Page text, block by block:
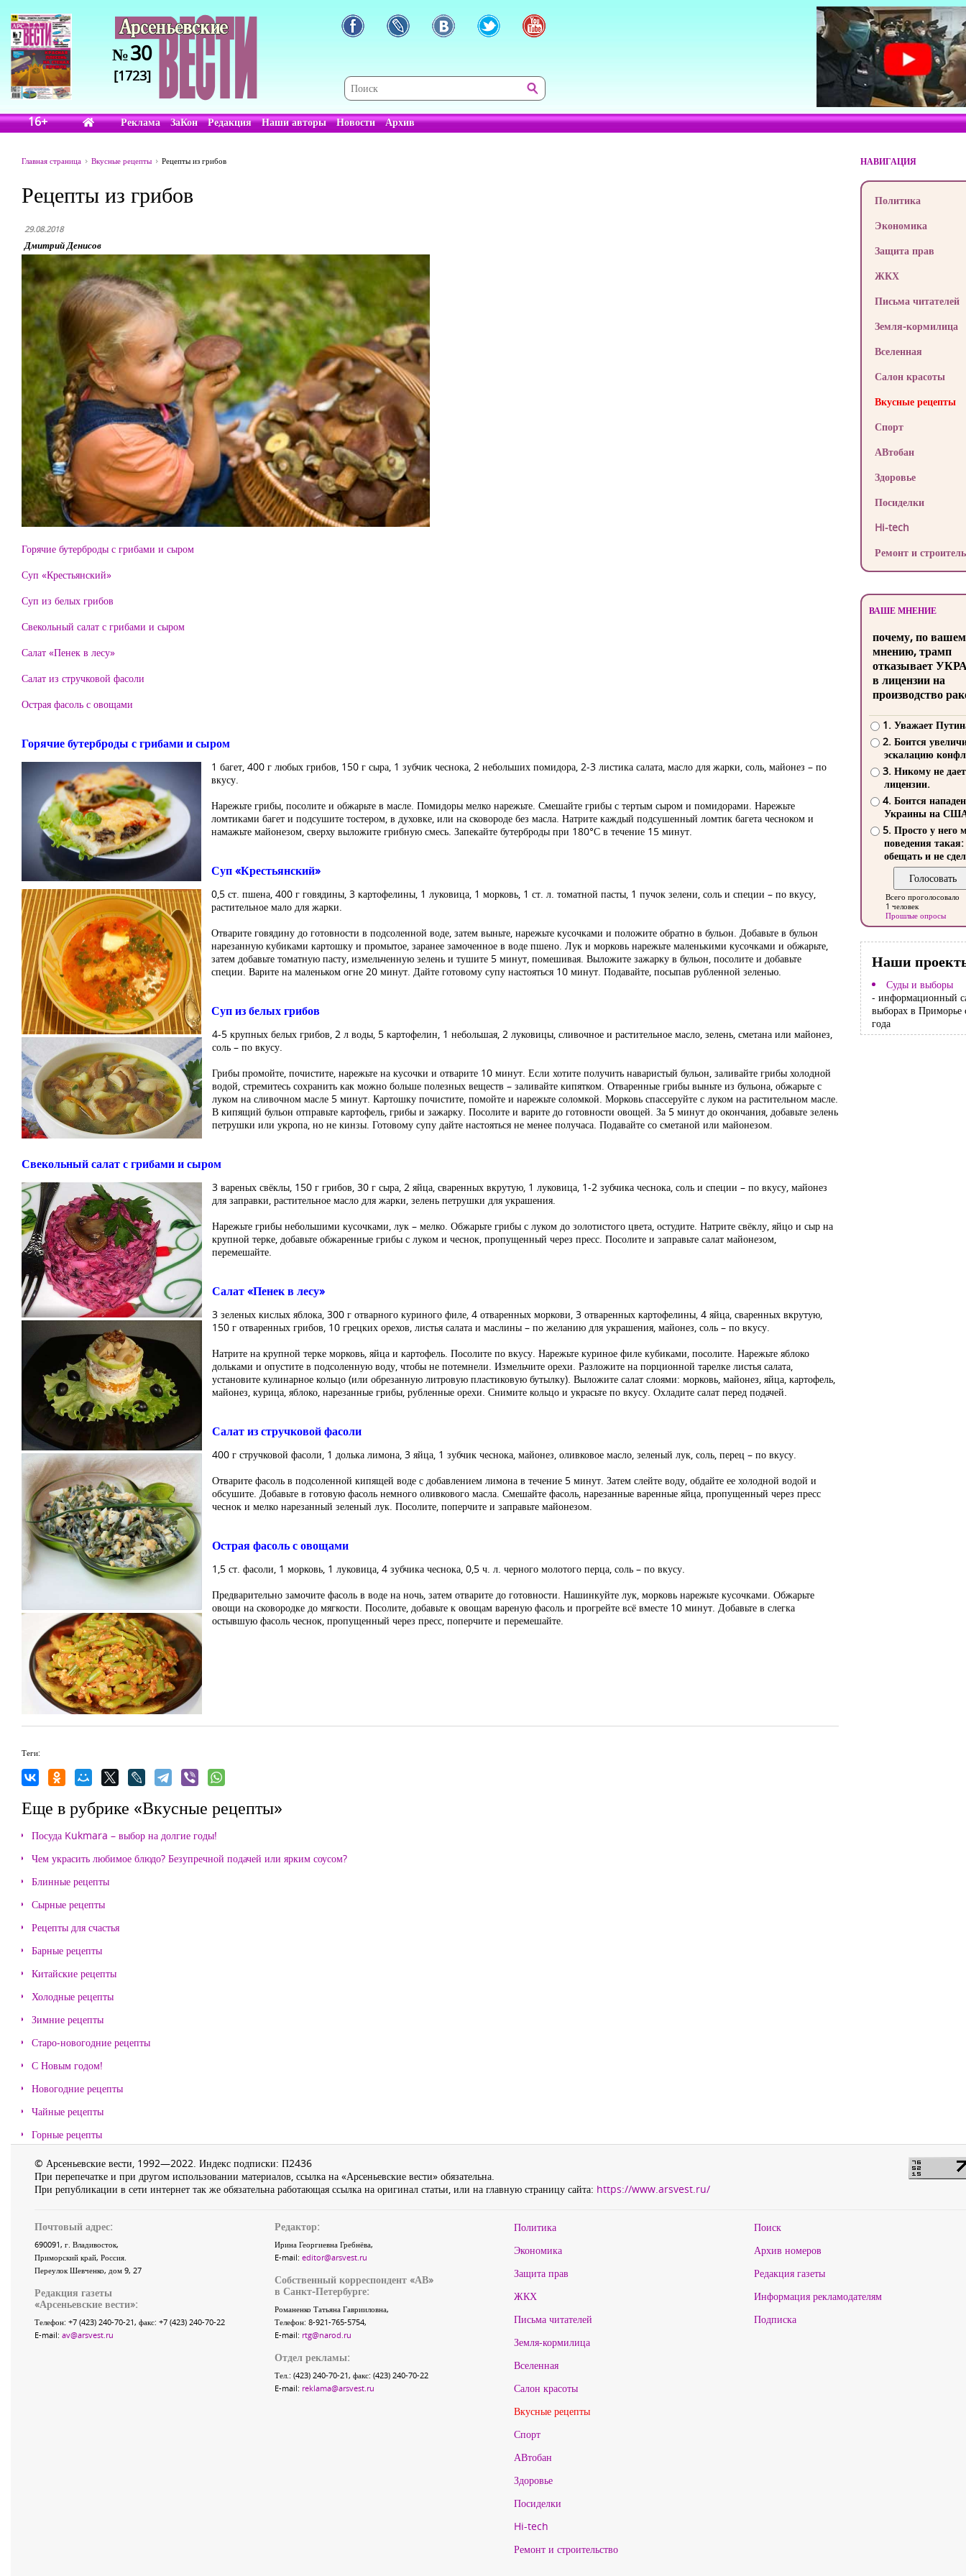
№30
[1723]
16+ Реклама ЗаКон Редакция Наши авторы Новости Архив
Главная страница Вкусные рецепты Рецепты из грибов
Рецепты из грибов
29.08.2018
Дмитрий Денисов
Горячие бутерброды с грибами и сыром
Суп «Крестьянский»
Суп из белых грибов
Свекольный салат с грибами и сыром
Салат «Пенек в лесу»
Салат из стручковой фасоли
Острая фасоль с овощами
Горячие бутерброды с грибами и сыром
1 багет, 400 г любых грибов, 150 г сыра, 1 зубчик чеснока, 2 небольших помидора, 2-3 листика салата, масло для жарки, соль, майонез – по
вкусу.
Нарежьте грибы, посолите и обжарьте в масле. Помидоры мелко нарежьте. Смешайте грибы с тертым сыром и помидорами. Нарежьте
ломтиками багет и подсушите тостером, в духовке, или на сковороде без масла. Натрите каждый подсушенный ломтик багета чесноком и
намажьте майонезом, сверху выложите грибную смесь. Запекайте бутерброды при 180°С в течение 15 минут.
Суп «Крестьянский»
0,5 ст. пшена, 400 г говядины, 3 картофелины, 1 луковица, 1 морковь, 1 ст. л. томатной пасты, 1 пучок зелени, соль и специи – по вкусу,
растительное мало для жарки.
Отварите говядину до готовности в подсоленной воде, затем выньте, нарежьте кусочками и положите обратно в бульон. Добавьте в бульон
нарезанную кубиками картошку и промытое, заранее замоченное в воде пшено. Лук и морковь нарежьте маленькими кусочками и обжарьте,
затем добавьте томатную пасту, измельченную зелень и тушите 5 минут, помешивая. Выложите зажарку в бульон, посолите и добавьте
специи. Варите на маленьком огне 20 минут. Дайте готовому супу настояться 10 минут. Подавайте, посыпав рубленной зеленью.
Суп из белых грибов
4-5 крупных белых грибов, 2 л воды, 5 картофелин, 1 небольшая, 2 луковицы, сливочное и растительное масло, зелень, сметана или майонез,
соль – по вкусу.
Грибы промойте, почистите, нарежьте на кусочки и отварите 10 минут. Если хотите получить наваристый бульон, заливайте грибы холодной
водой, стремитесь сохранить как можно больше полезных веществ – заливайте кипятком. Отваренные грибы выньте из бульона, обжарьте с
луком на сливочном масле 5 минут. Картошку почистите, помойте и нарежьте соломкой. Морковь спассеруйте с луком на растительном масле.
В кипящий бульон отправьте картофель, грибы и зажарку. Посолите и варите до готовности овощей. За 5 минут до окончания, добавьте зелень
петрушки или укропа, но не кинзы. Готовому супу дайте настояться не менее получаса. Подавайте со сметаной или майонезом.
Свекольный салат с грибами и сыром
3 вареных свёклы, 150 г грибов, 30 г сыра, 2 яйца, сваренных вкрутую, 1 луковица, 1-2 зубчика чеснока, соль и специи – по вкусу, майонез
для заправки, растительное масло для жарки, зелень петрушки для украшения.
Нарежьте грибы небольшими кусочками, лук – мелко. Обжарьте грибы с луком до золотистого цвета, остудите. Натрите свёклу, яйцо и сыр на
крупной терке, добавьте обжаренные грибы с луком и чеснок, пропущенный через пресс. Посолите и заправьте салат майонезом,
перемешайте.
Салат «Пенек в лесу»
3 зеленых кислых яблока, 300 г отварного куриного филе, 4 отваренных моркови, 3 отваренных картофелины, 4 яйца, сваренных вкрутую,
150 г отваренных грибов, 10 грецких орехов, листья салата и маслины – по желанию для украшения, майонез, соль – по вкусу.
Натрите на крупной терке морковь, яйца и картофель. Посолите по вкусу. Нарежьте куриное филе кубиками, посолите. Нарежьте яблоко
дольками и опустите в подсоленную воду, чтобы не потемнели. Измельчите орехи. Разложите на порционной тарелке листья салата,
установите кулинарное кольцо (или обрезанную литровую пластиковую бутылку). Выложите салат слоями: морковь, майонез, яйца, картофель,
майонез, курица, яблоко, нарезанные грибы, рубленные орехи. Снимите кольцо и украсьте по вкусу. Охладите салат перед подачей.
Салат из стручковой фасоли
400 г стручковой фасоли, 1 долька лимона, 3 яйца, 1 зубчик чеснока, майонез, оливковое масло, зеленый лук, соль, перец – по вкусу.
Отварите фасоль в подсоленной кипящей воде с добавлением лимона в течение 5 минут. Затем слейте воду, обдайте ее холодной водой и
обсушите. Добавьте в готовую фасоль немного оливкового масла. Смешайте фасоль, нарезанные варенные яйца, пропущенный через пресс
чеснок и мелко нарезанный зеленый лук. Посолите, поперчите и заправьте майонезом.
Острая фасоль с овощами
1,5 ст. фасоли, 1 морковь, 1 луковица, 4 зубчика чеснока, 0,5 ч. л. черного молотого перца, соль – по вкусу.
Предварительно замочите фасоль в воде на ночь, затем отварите до готовности. Нашинкуйте лук, морковь нарежьте кусочками. Обжарьте
овощи на сковородке до мягкости. Посолите, добавьте к овощам вареную фасоль и прогрейте всё вместе 10 минут. Добавьте в слегка
остывшую фасоль чеснок, пропущенный через пресс, поперчите и перемешайте.
Теги:
Еще в рубрике «Вкусные рецепты»
Посуда Kukmara – выбор на долгие годы!
Чем украсить любимое блюдо? Безупречной подачей или ярким соусом?
Блинные рецепты
Сырные рецепты
Рецепты для счастья
Барные рецепты
Китайские рецепты
Холодные рецепты
Зимние рецепты
Старо-новогодние рецепты
С Новым годом!
Новогодние рецепты
Чайные рецепты
Горные рецепты
НАВИГАЦИЯ
Политика
Экономика
Защита прав
ЖКХ
Письма читателей
Земля-кормилица
Вселенная
Салон красоты
Вкусные рецепты
Спорт
АВтобан
Здоровье
Посиделки
Hi-tech
Ремонт и
ВАШЕ МНЕНИЕ
почему, по
мнению, трамп
отказывает
в лицензии на
производство
1. Уважает
2. Боится
эскалацию
3. Никому не
лицензии.
4. Боится
Украины на
5. Просто у него
поведения такая:
обещать и не
Всего проголосовало
1 человек
Прошлые опросы
Наши
Суды и выборы
- информационный
выборах в Приморье
года
© Арсеньевские вести, 1992—2022. Индекс подписки: П2436
При перепечатке и при другом использовании материалов, ссылка на «Арсеньевские вести» обязательна.
При републикации в сети интернет так же обязательна работающая ссылка на оригинал статьи, или на главную страницу сайта: https://www.arsvest.ru/
Почтовый адрес:
690091, г. Владивосток,
Приморский край, Россия
Переулок Шевченко, дом 9, 27
Редакция газеты
«Арсеньевские вести»:
Телефон: +7 (423) 240-70-21, факс: +7 (423) 240-70-22
E-mail: av@arsvest.ru
Редактор:
Ирина Георгиевна Гребнёва,
E-mail: editor@arsvest.ru
Собственный корреспондент «АВ»
в Санкт-Петербурге:
Романенко Татьяна Гаврииловна,
Телефон: 8-921-765-5754,
E-mail: rtg@narod.ru
Отдел рекламы:
Тел.: (423) 240-70-21, факс: (423) 240-70-22
E-mail: reklama@arsvest.ru
Политика
Экономика
Защита прав
ЖКХ
Письма читателей
Земля-кормилица
Вселенная
Салон красоты
Вкусные рецепты
Спорт
АВтобан
Здоровье
Посиделки
Hi-tech
Ремонт и строительство
Поиск
Архив номеров
Редакция газеты
Информация рекламодателям
Подписка